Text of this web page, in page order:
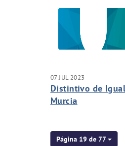
07 JUL 2023
Distintivo de
Murcia
Página 19 de 77